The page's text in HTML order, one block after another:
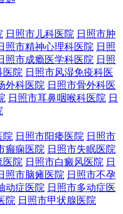
日照市儿科医院 日照市肿
照市精神心理科医院 日照
照市成瘾医学科医院 日照
医院 日照市风湿免疫科医
外科医院 日照市骨外科医
日照市耳鼻咽喉科医院 日
院 日照市阳痿医院 日照市
癫痫医院 日照市失眠医院
医院 日照市白癜风医院 日
照市脑瘫医院 日照市不孕
动症医院 日照市多动症医
院 日照市甲状腺医院